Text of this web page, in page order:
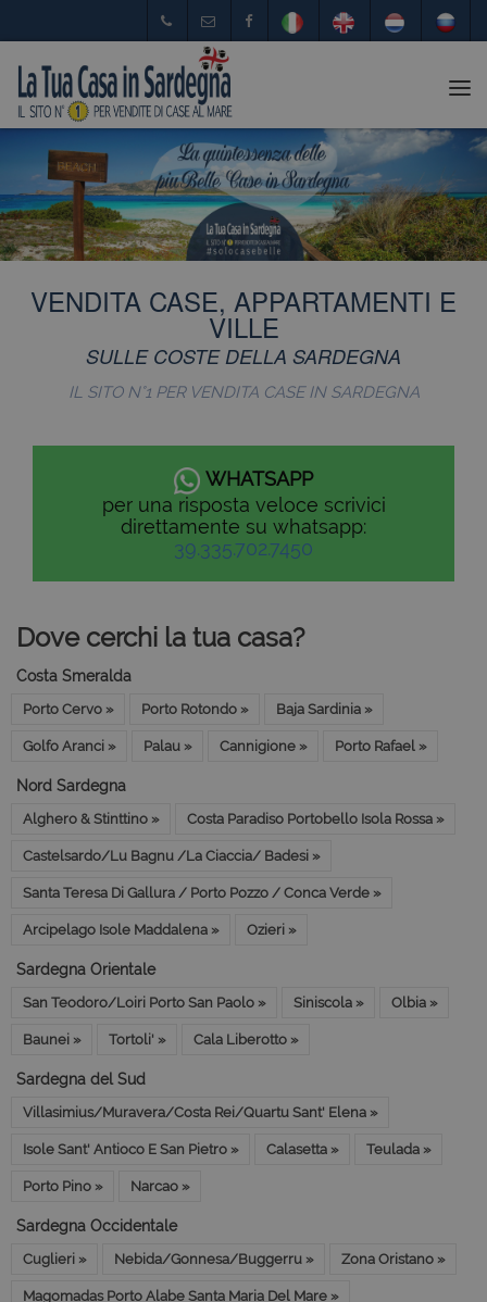
VENDITA CASE, APPARTAMENTI E
VILLE
SULLE COSTE DELLA SARDEGNA
IL SITO N°1 PER VENDITA CASE IN SARDEGNA
WHATSAPP
per una risposta veloce scrivici
direttamente su whatsapp:
39.335.702.7450
Dove cerchi la tua casa?
Costa Smeralda
Porto Cervo » Porto Rotondo » Baja Sardinia »
Golfo Aranci » Palau » Cannigione » Porto Rafael »
Nord Sardegna
Alghero & Stinttino » Costa Paradiso Portobello Isola Rossa »
Castelsardo/Lu Bagnu /La Ciaccia/ Badesi »
Santa Teresa Di Gallura / Porto Pozzo / Conca Verde »
Arcipelago Isole Maddalena » Ozieri »
Sardegna Orientale
San Teodoro/Loiri Porto San Paolo » Siniscola » Olbia »
Baunei » Tortoli' » Cala Liberotto »
Sardegna del Sud
Villasimius/Muravera/Costa Rei/Quartu Sant' Elena »
Isole Sant' Antioco E San Pietro » Calasetta » Teulada »
Porto Pino » Narcao »
Sardegna Occidentale
Cuglieri » Nebida/Gonnesa/Buggerru » Zona Oristano »
Magomadas Porto Alabe Santa Maria Del Mare »